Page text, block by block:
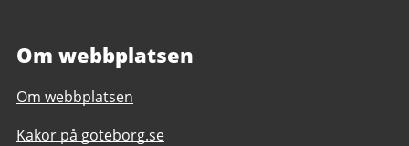
Om webbplatsen
Om webbplatsen
Kakor på goteborg.se